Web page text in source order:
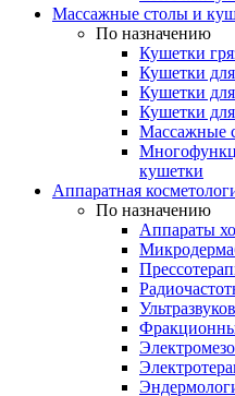
Массажные столы и
По назначению
Кушетки
Кушетки
Кушетки
Кушетки для
Массажные
кушетки
Аппаратная
По назначению
Аппараты